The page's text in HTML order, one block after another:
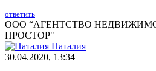
ответить
ООО “АГЕНТСТВО
ПРОСТОР"
Наталия
30.04.2020, 13:34